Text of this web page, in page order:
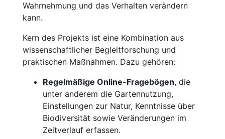
Wahrnehmung und das Verhalten verändern
kann.
Kern des Projekts ist eine Kombination aus
wissenschaftlicher Begleitforschung und
praktischen Maßnahmen. Dazu gehören:
Regelmäßige Online-Fragebögen, die
unter anderem die Gartennutzung,
Einstellungen zur Natur, Kenntnisse über
Biodiversität sowie Veränderungen im
Zeitverlauf erfassen.